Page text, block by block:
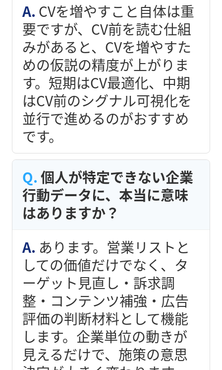
CVを増やすこと自体は重
要ですが、CV前を読む仕組
みがあると、CVを増やすた
めの仮説の精度が上がりま
す。短期はCV最適化、中期
はCV前のシグナル可視化を
並行で進めるのがおすすめ
です。
個人が特定できない企業
行動データに、本当に意味
はありますか？
あります。営業リストと
しての価値だけでなく、タ
ーゲット見直し・訴求調
整・コンテンツ補強・広告
評価の判断材料として機能
します。企業単位の動きが
見えるだけで、施策の意思